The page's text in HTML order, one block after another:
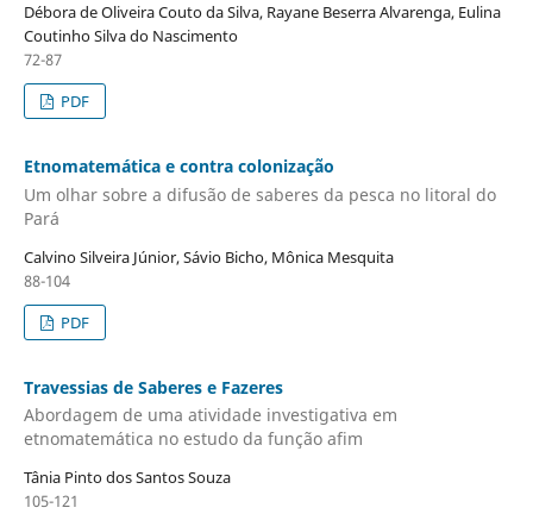
Débora de Oliveira Couto da Silva, Rayane Beserra Alvarenga, Eulina
Coutinho Silva do Nascimento
72-87
PDF
Etnomatemática e contra colonização
Um olhar sobre a difusão de saberes da pesca no litoral do
Pará
Calvino Silveira Júnior, Sávio Bicho, Mônica Mesquita
88-104
PDF
Travessias de Saberes e Fazeres
Abordagem de uma atividade investigativa em
etnomatemática no estudo da função afim
Tânia Pinto dos Santos Souza
105-121